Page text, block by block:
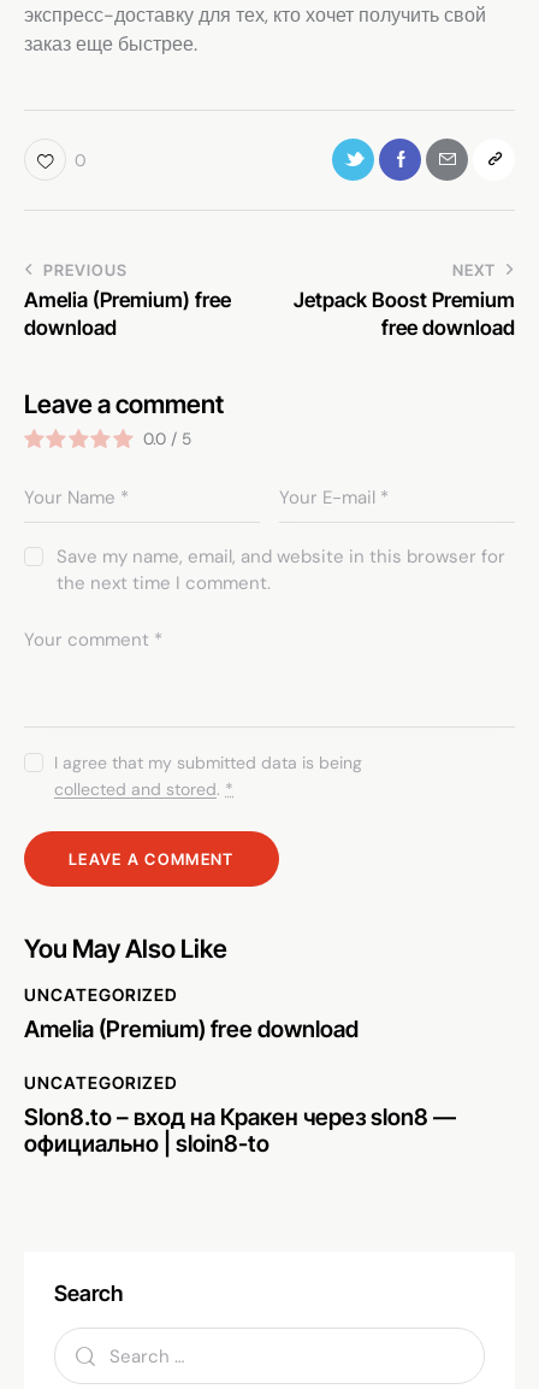
экспресс-доставку для тех, кто хочет получить свой
заказ еще быстрее.
0
PREVIOUS
Amelia (Premium) free
download
NEXT
Jetpack Boost Premium
free download
Leave a comment
0.0 / 5
Save my name, email, and website in this browser for
the next time I comment.
I agree that my submitted data is being
collected and stored. *
You May Also Like
UNCATEGORIZED
Amelia (Premium) free download
UNCATEGORIZED
Slon8.to – вход на Кракен через slon8 —
официально | sloin8-to
Search